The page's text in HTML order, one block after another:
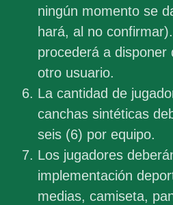
ningún momento se
hará, al no
procederá a disponer
otro usuario.
La cantidad de
canchas sintéticas
seis (6) por equipo.
Los jugadores
implementación
medias, camiseta,